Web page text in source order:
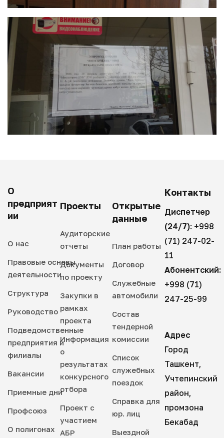
О
предприят
ии
О нас
Правовые основы
деятельности
Структура
Руководство
Подведомственные
предприятия и
филиалы
Вакансии
Приемные дни
Профсоюз
О полигонах
Проекты
Аудиторские
отчеты
Документы
по проекту
Закупки в
рамках
проекта
Информация
о
результатах
конкурсного
отбора
Проект с
участием
АБР
Открытые
данные
План работы
Договор
Служебные
автомобили
Состав
тендерной
комиссии
Список
служебных
поездок
Справка для
юр. лиц
Выездной
Контакты
Диспетчер
(24/7): +998
(71) 247-02-
11
Абонентский:
+998 (71)
247-25-99
Адрес
Город
Ташкент,
Учтепинский
район,
промзона
Бекабад